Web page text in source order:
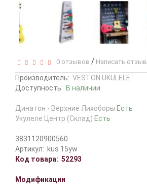
0 отзывов / Написать отзыв
Производитель: VESTON UKULELE
Доступность: В наличии
Динатон - Верхние Лихоборы Есть
Укулеле Центр (Склад) Есть
3831120900560
Артикул: kus 15yw
Код товара: 52293
Модификации